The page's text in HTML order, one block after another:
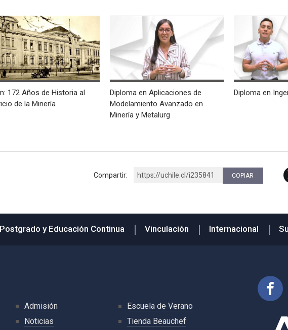
172 Años de Historia al
de la Minería
Diploma en Aplicaciones de
Modelamiento Avanzado en
Minería y Metalurg
Diploma en
Compartir: https://uchile.cl/i235841 COPIAR
y Educación Continua Vinculación Internacional
Admisión
Noticias
Escuela de Verano
Tienda Beauchef